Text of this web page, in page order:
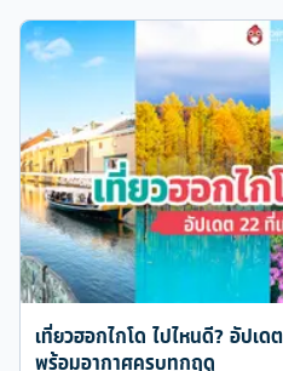
เที่ยวฮอกไกโด ไปไหนดี? อัปเ
พร้อมอากาศครบทุกฤดู